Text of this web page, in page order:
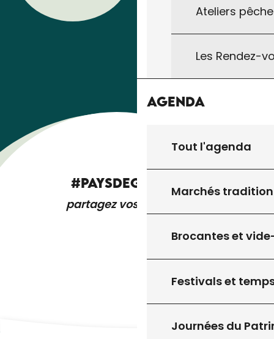
Ateliers
Les Rendez-
Agenda
Tout l'agenda
Marchés
Brocantes et
Festivals et
Journées du
brochures de l’Office de Tourisme à
#PAYSDEGOURDON
partagez vos expériences